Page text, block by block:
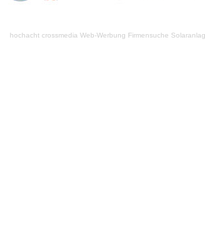
hochacht crossmedia Web-Werbung Firmensuche